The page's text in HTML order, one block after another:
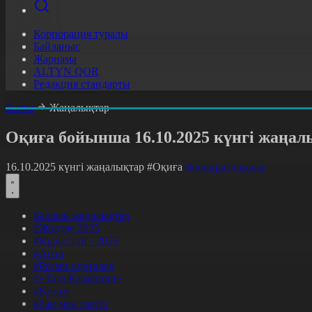
Корпорация туралы
Байланыс
Жарнама
ALTYN QOR
Редакция стандарты
Басты
Жаңалықтар
Оқиға бойынша 16.10.2025 күнгі
16.10.2025 күнгі жаңалықтар #Оқиға Фильтрді тазалау
Барлық жаңалықтар
#Жолдау 2025
#Құрылтай - 2026
#Апта
#Ресми оқиғалар
#«Таза Қазақстан»
#Қоғам
#Заң мен тәртіп